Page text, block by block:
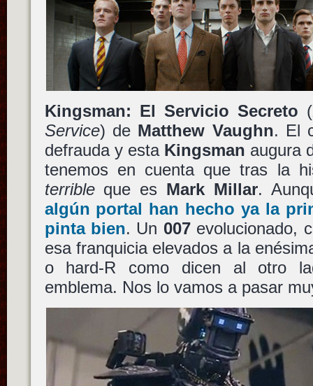
Kingsman: El Servicio Secreto (
Service) de Matthew Vaughn. El
defrauda y esta Kingsman augura
tenemos en cuenta que tras la
terribleque es Mark Millar.
algún portal han hecho ya la
pinta bien. Un 007evolucionado,
esa franquicia elevados a la
o hard-R como dicen al otro
emblema. Nos lo vamos a pasar